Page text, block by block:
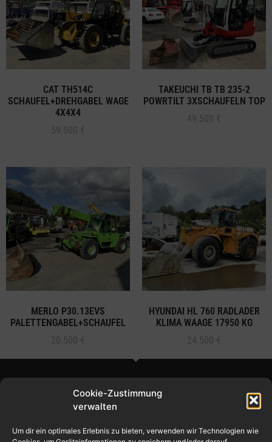
Cookie-Zustimmung
verwalten
Um dir ein optimales Erlebnis zu bieten, verwenden wir Technologien wie
CAT TH514C
SCHAUFEL+DREHGABEL WAGE
4X4X4
TAKEUCHI TB TB 235-2
POWRTILT 3XSCHAUFELN TOP
MERLO P30.13EVS
PALETTENGABEL+SCHAUFEL
HYUNDAI HL 760 RADLADER
KLIMA WAAGE 17950 KG
© 2024 – Ilic Handel